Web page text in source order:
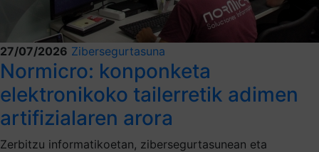
27/07/2026 Zibersegurtasuna
Normicro: konponketa
elektronikoko tailerretik adimen
artifizialaren arora
Zerbitzu informatikoetan, zibersegurtasunean eta